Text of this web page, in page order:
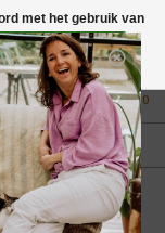
0
FYSIEKE WINKEL
in Mantgum (frl)
met het gebruik van
bericht verbergen